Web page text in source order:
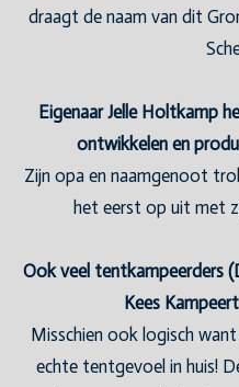
draagt de naam van dit
Eigenaar Jelle Holtkamp
ontwikkelen en
Zijn opa en naamgenoot
het eerst op uit met
Ook veel tentkampeerders
Kees
Misschien ook logisch
echte tentgevoel in huis!